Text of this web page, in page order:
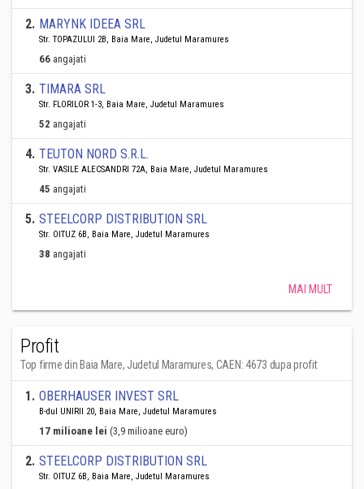
2. MARYNK IDEEA SRL
Str. TOPAZULUI 2B, Baia Mare, Judetul Maramures
66 angajati
3. TIMARA SRL
Str. FLORILOR 1-3, Baia Mare, Judetul Maramures
52 angajati
4. TEUTON NORD S.R.L.
Str. VASILE ALECSANDRI 72A, Baia Mare, Judetul Maramures
45 angajati
5. STEELCORP DISTRIBUTION SRL
Str. OITUZ 6B, Baia Mare, Judetul Maramures
38 angajati
MAI MULT
Profit
Top firme din Baia Mare, Judetul Maramures, CAEN: 4673 dupa profit
1. OBERHAUSER INVEST SRL
B-dul UNIRII 20, Baia Mare, Judetul Maramures
17 milioane lei (3,9 milioane euro)
2. STEELCORP DISTRIBUTION SRL
Str. OITUZ 6B, Baia Mare, Judetul Maramures